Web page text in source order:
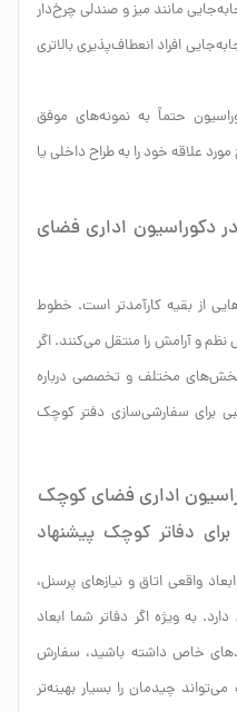
مانند میز و صندلی چرخ‌دار
افراد انعطاف‌پذیری بالاتری
حتماً به نمونه‌های موفق
علاقه خود را به طراح داخلی یا
دکوراسیون اداری فضای
از بقیه کارآمدتر است. خطوط
و آرامش را منتقل می‌کنند. اگر
بخش‌های مختلف و تخصصی درباره
برای سفارشی‌سازی دفتر کوچک
اداری فضای کوچک
برای دفاتر کوچک پیشنهاد
واقعی اتاق و نیازهای پرسنل،
به ویژه اگر دفاتر شما ابعاد
خاص داشته باشید، سفارش
چیدمان را بسیار بهینه‌تر